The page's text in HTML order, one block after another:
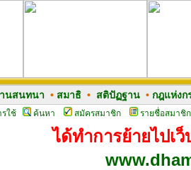
นสนทนา • สมาธิ• สติปัฏฐาน• กฎแห่งก
ใช้ ค้นหา สมัครสมาชิก รายชื่อสมาชิก
ได้ทำการย้ายไปเ